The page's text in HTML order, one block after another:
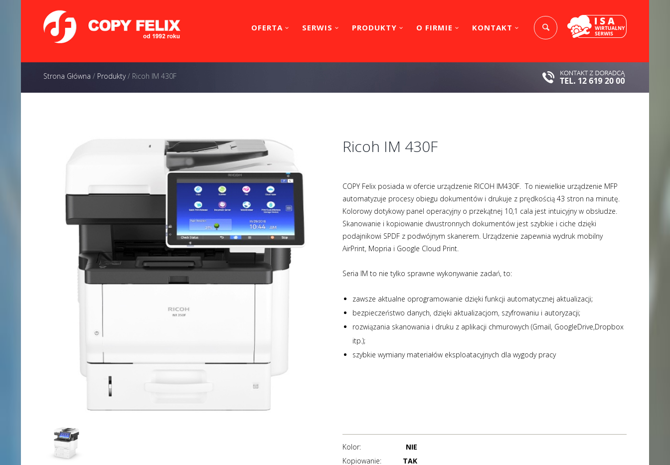
OFERTA SERWIS PRODUKTY O FIRMIE KONTAKT
Strona Główna / Produkty/ Ricoh IM 430F
Ricoh IM 430F
COPY Felix posiada w ofercie urządzenie RICOH IM430F. To niewielkie urządzenie MFP
automatyzuje procesy obiegu dokumentów i drukuje z prędkością 43 stron na minutę.
Kolorowy dotykowy panel operacyjny o przekątnej 10,1 cala jest intuicyjny w obsłudze.
Skanowanie i kopiowanie dwustronnych dokumentów jest szybkie i ciche dzięki
podajnikowi SPDF z podwójnym skanerem. Urządzenie zapewnia wydruk mobilny
AirPrint, Mopria i Google Cloud Print.
Seria IM to nie tylko sprawne wykonywanie zadań, to:
zawsze aktualne oprogramowanie dzięki funkcji automatycznej aktualizacji;
bezpieczeństwo danych, dzięki aktualizacjom, szyfrowaniu i autoryzacji;
rozwiązania skanowania i druku z aplikacji chmurowych (Gmail, GoogleDrive,Dropbox
itp.);
szybkie wymiany materiałów eksploatacyjnych dla wygody pracy
Kolor:
NIE
Kopiowanie:
TAK